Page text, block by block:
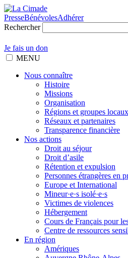
PresseBénévolesAdhérer
Rechercher
Je fais un don
MENU
Nous connaître
Histoire
Missions
Organisation
Régions et groupes locaux
Réseaux et partenaires
Transparence financière
Nos actions
Droit au séjour
Droit d’asile
Rétention et expulsion
Personnes étrangères en
Europe et International
Mineur·e·s isolé·e·s
Victimes de violences
Hébergement
Cours de Français pour
Centre de ressources
En région
Amériques